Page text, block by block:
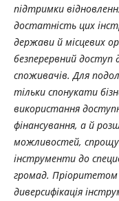
підтримки
достатність цих
держави й місцевих
безперервний доступ
споживачів. Для
тільки спонукати
використання
фінансування, а й
можливостей,
інструменти до
громад.
диверсифікація